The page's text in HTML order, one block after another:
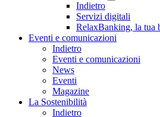
Indietro
Servizi digitali
RelaxBanking, la tua
Eventi e comunicazioni
Indietro
Eventi e comunicazioni
News
Eventi
Magazine
La Sostenibilità
Indietro